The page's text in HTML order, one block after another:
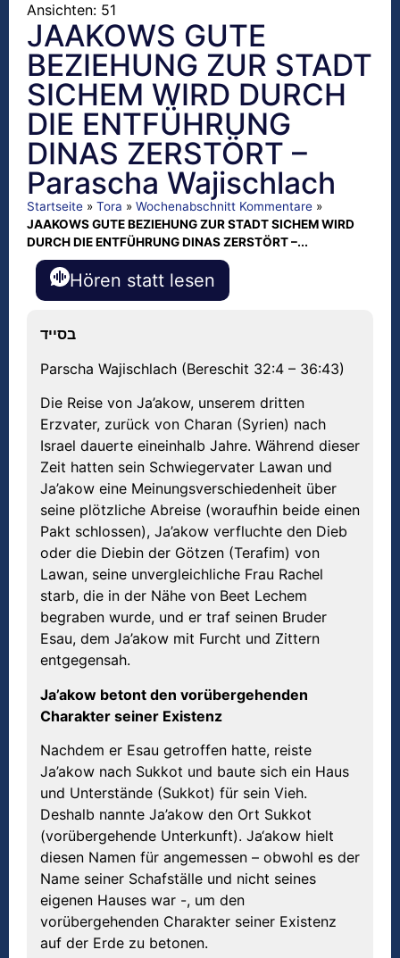
Ansichten: 51
JAAKOWS GUTE
BEZIEHUNG ZUR STADT
SICHEM WIRD DURCH
DIE ENTFÜHRUNG
DINAS ZERSTÖRT –
Parascha Wajischlach
Startseite » Tora » Wochenabschnitt Kommentare »
JAAKOWS GUTE BEZIEHUNG ZUR STADT SICHEM WIRD
DURCH DIE ENTFÜHRUNG DINAS ZERSTÖRT –...
Hören statt lesen
בסייד
Parscha Wajischlach (Bereschit 32:4 – 36:43)
Die Reise von Ja’akow, unserem dritten
Erzvater, zurück von Charan (Syrien) nach
Israel dauerte eineinhalb Jahre. Während dieser
Zeit hatten sein Schwiegervater Lawan und
Ja’akow eine Meinungsverschiedenheit über
seine plötzliche Abreise (woraufhin beide einen
Pakt schlossen), Ja’akow verfluchte den Dieb
oder die Diebin der Götzen (Terafim) von
Lawan, seine unvergleichliche Frau Rachel
starb, die in der Nähe von Beet Lechem
begraben wurde, und er traf seinen Bruder
Esau, dem Ja’akow mit Furcht und Zittern
entgegensah.
Ja’akow betont den vorübergehenden
Charakter seiner Existenz
Nachdem er Esau getroffen hatte, reiste
Ja’akow nach Sukkot und baute sich ein Haus
und Unterstände (Sukkot) für sein Vieh.
Deshalb nannte Ja’akow den Ort Sukkot
(vorübergehende Unterkunft). Ja‘akow hielt
diesen Namen für angemessen – obwohl es der
Name seiner Schafställe und nicht seines
eigenen Hauses war -, um den
vorübergehenden Charakter seiner Existenz
auf der Erde zu betonen.